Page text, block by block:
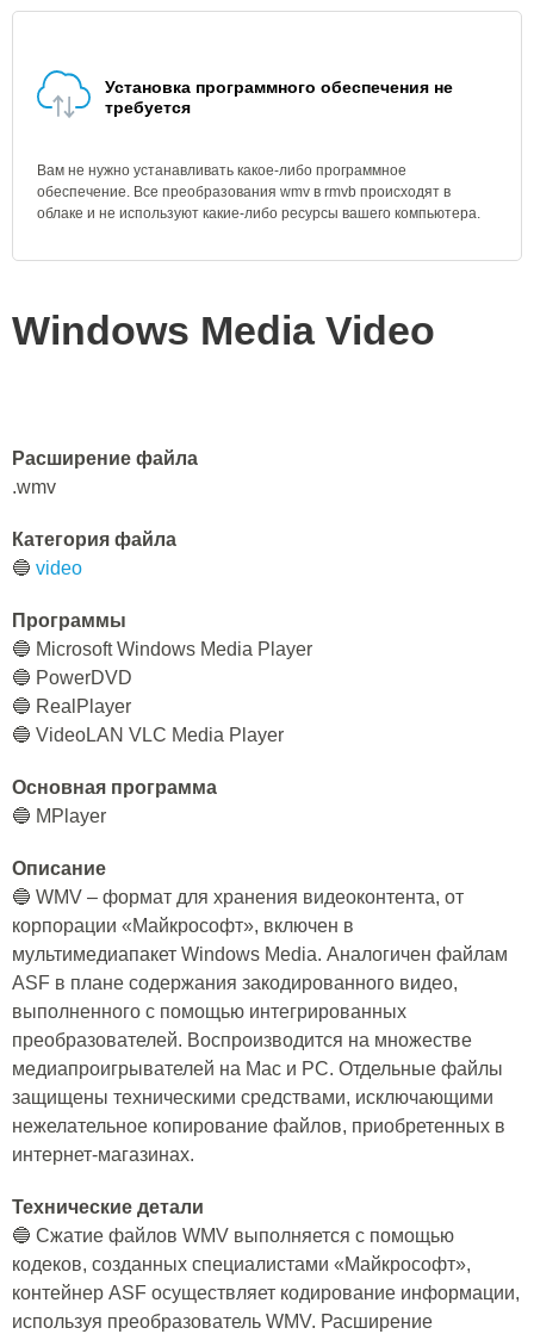
Установка программного обеспечения не
требуется
Вам не нужно устанавливать какое-либо программное
обеспечение. Все преобразования wmv в rmvb происходят в
облаке и не используют какие-либо ресурсы вашего компьютера.
Windows Media Video
Расширение файла
.wmv
Категория файла
🔵 video
Программы
🔵 Microsoft Windows Media Player
🔵 PowerDVD
🔵 RealPlayer
🔵 VideoLAN VLC Media Player
Основная программа
🔵 MPlayer
Описание
🔵 WMV – формат для хранения видеоконтента, от
корпорации «Майкрософт», включен в
мультимедиапакет Windows Media. Аналогичен файлам
ASF в плане содержания закодированного видео,
выполненного с помощью интегрированных
преобразователей. Воспроизводится на множестве
медиапроигрывателей на Mac и PC. Отдельные файлы
защищены техническими средствами, исключающими
нежелательное копирование файлов, приобретенных в
интернет-магазинах.
Технические детали
🔵 Сжатие файлов WMV выполняется с помощью
кодеков, созданных специалистами «Майкрософт»,
контейнер ASF осуществляет кодирование информации,
используя преобразователь WMV. Расширение